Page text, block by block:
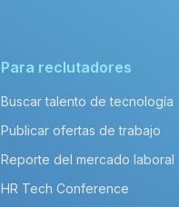
Para reclutadores
Buscar talento de tecnología
Publicar ofertas de trabajo
Reporte del mercado laboral
HR Tech Conference